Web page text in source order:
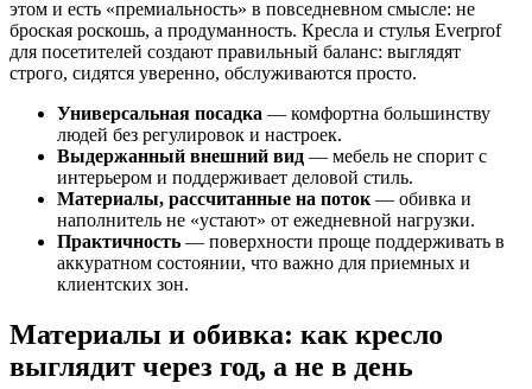
этом и есть «премиальность» в повседневном смысле: не
броская роскошь, а продуманность. Кресла и стулья Everprof
для посетителей создают правильный баланс: выглядят
строго, сидятся уверенно, обслуживаются просто.
Универсальная посадка — комфортна большинству
людей без регулировок и настроек.
Выдержанный внешний вид — мебель не спорит с
интерьером и поддерживает деловой стиль.
Материалы, рассчитанные на поток — обивка и
наполнитель не «устают» от ежедневной нагрузки.
Практичность — поверхности проще поддерживать в
аккуратном состоянии, что важно для приемных и
клиентских зон.
Материалы и обивка: как кресло
выглядит через год, а не в день